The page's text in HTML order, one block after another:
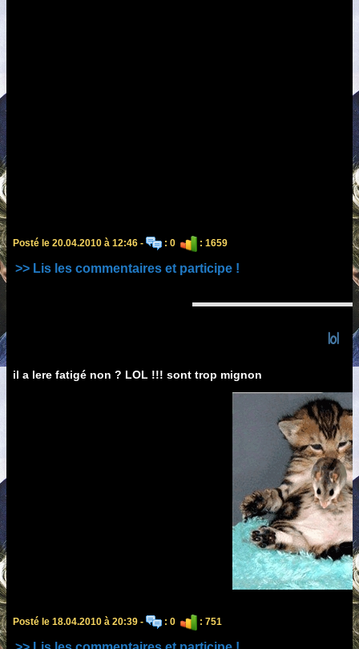
Posté le 20.04.2010 à 12:46 - : 0 : 1659
>> Lis les commentaires et participe !
lol
il a lere fatigé non ? LOL !!! sont trop mignon
Posté le 18.04.2010 à 20:39 - : 0 : 751